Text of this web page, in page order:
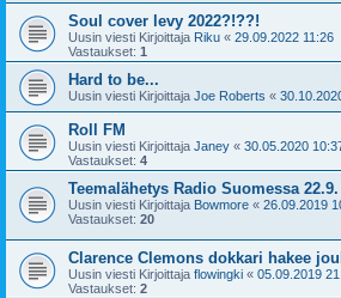
Soul cover levy 2022?!??!
Uusin viesti Kirjoittaja Riku « 29.09.2022 11:26
Vastaukset: 1
Hard to be...
Uusin viesti Kirjoittaja Joe Roberts «
Roll FM
Uusin viesti Kirjoittaja Janey « 30.05.2020
Vastaukset: 4
Teemalähetys Radio Suomessa 22.9.
Uusin viesti Kirjoittaja Bowmore « 26.09.2019
Vastaukset: 20
Clarence Clemons dokkari hakee
Uusin viesti Kirjoittaja flowingki « 05.09.2019
Vastaukset: 2